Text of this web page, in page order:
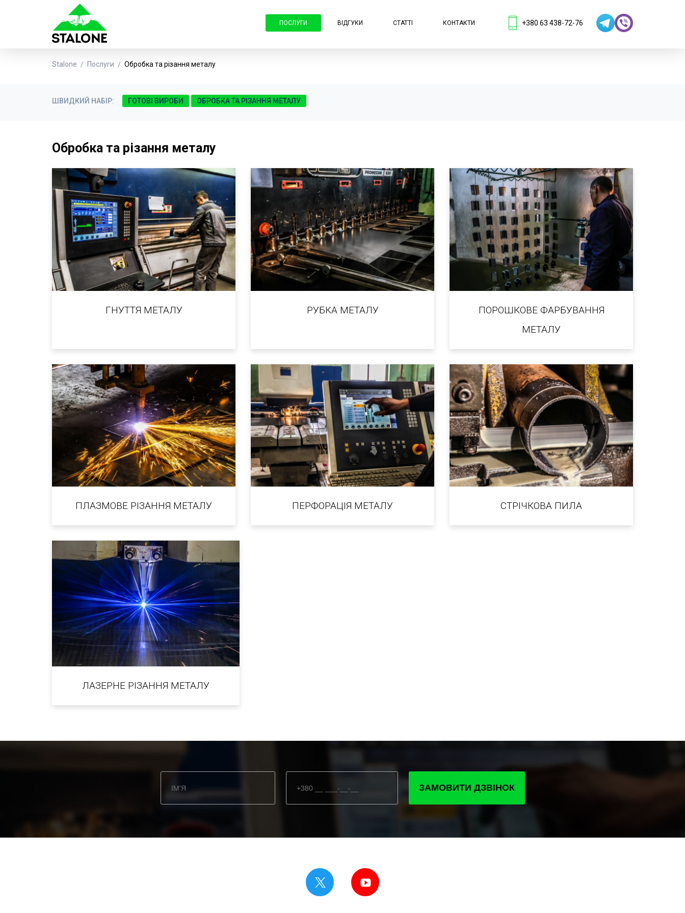
ПОСЛУГИ ВІДГУКИ СТАТТІ КОНТАКТИ +380 63 438-72-76
Stalone Послуги Обробка та різання металу
ШВИДКИЙ НАБІР: ГОТОВІ ВИРОБИ ОБРОБКА ТА РІЗАННЯ МЕТАЛУ
Обробка та різання металу
ГНУТТЯ МЕТАЛУ РУБКА МЕТАЛУ
ПОРОШКОВЕ ФАРБУВАННЯ
МЕТАЛУ
ПЛАЗМОВЕ РІЗАННЯ МЕТАЛУ ПЕРФОРАЦІЯ МЕТАЛУ СТРІЧКОВА ПИЛА
ЛАЗЕРНЕ РІЗАННЯ МЕТАЛУ
ЗАМОВИТИ ДЗВІНОК